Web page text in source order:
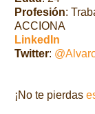
Profesión:
ACCIONA
LinkedIn
Twitter:
¡No te pierdas